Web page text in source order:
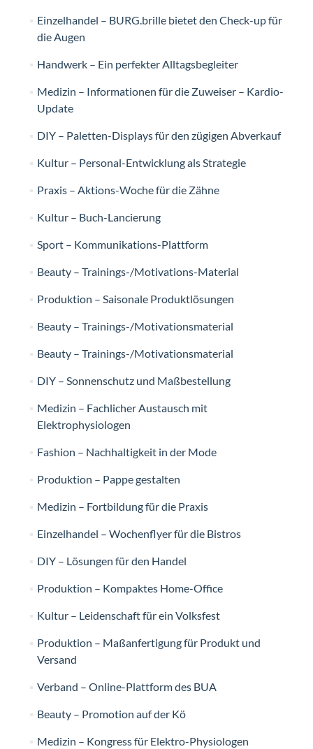
Einzelhandel – BURG.brille bietet den Check-up für
die Augen
Handwerk – Ein perfekter Alltagsbegleiter
Medizin – Informationen für die Zuweiser – Kardio-
Update
DIY – Paletten-Displays für den zügigen Abverkauf
Kultur – Personal-Entwicklung als Strategie
Praxis – Aktions-Woche für die Zähne
Kultur – Buch-Lancierung
Sport – Kommunikations-Plattform
Beauty – Trainings-/Motivations-Material
Produktion – Saisonale Produktlösungen
Beauty – Trainings-/Motivationsmaterial
Beauty – Trainings-/Motivationsmaterial
DIY – Sonnenschutz und Maßbestellung
Medizin – Fachlicher Austausch mit
Elektrophysiologen
Fashion – Nachhaltigkeit in der Mode
Produktion – Pappe gestalten
Medizin – Fortbildung für die Praxis
Einzelhandel – Wochenflyer für die Bistros
DIY – Lösungen für den Handel
Produktion – Kompaktes Home-Office
Kultur – Leidenschaft für ein Volksfest
Produktion – Maßanfertigung für Produkt und
Versand
Verband – Online-Plattform des BUA
Beauty – Promotion auf der Kö
Medizin – Kongress für Elektro-Physiologen